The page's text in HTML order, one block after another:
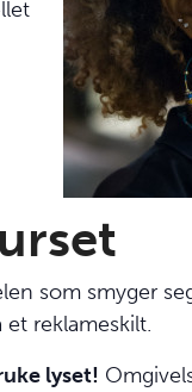
som smyger
reklameskilt.
lyset!